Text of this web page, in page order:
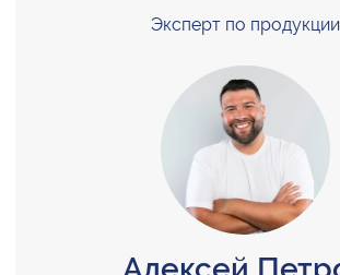
Эксперт по продукции